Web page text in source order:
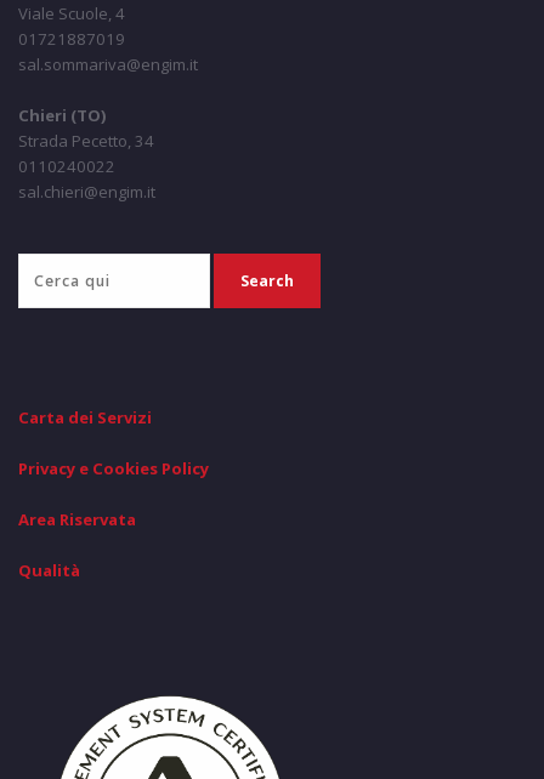
Viale Scuole, 4
01721887019
sal.sommariva@engim.it
Chieri (TO)
Strada Pecetto, 34
0110240022
sal.chieri@engim.it
Carta dei Servizi
Privacy e Cookies Policy
Area Riservata
Qualità